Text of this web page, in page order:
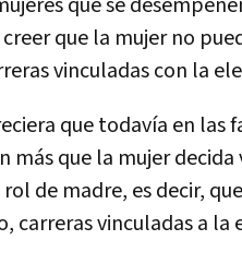
que la mujer no
vinculadas con la
que todavía en las
más que la mujer
de madre, es decir,
carreras vinculadas a la